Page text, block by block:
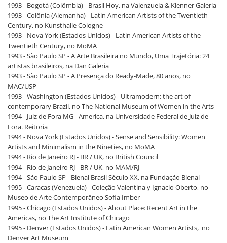
1993 - Bogotá (Colômbia) - Brasil Hoy, na Valenzuela & Klenner Galeria
1993 - Colônia (Alemanha) - Latin American Artists of the Twentieth
Century, no Kunsthalle Cologne
1993 - Nova York (Estados Unidos) - Latin American Artists of the
Twentieth Century, no MoMA
1993 - São Paulo SP - A Arte Brasileira no Mundo, Uma Trajetória: 24
artistas brasileiros, na Dan Galeria
1993 - São Paulo SP - A Presença do Ready-Made, 80 anos, no
MAC/USP
1993 - Washington (Estados Unidos) - Ultramodern: the art of
contemporary Brazil, no The National Museum of Women in the Arts
1994 - Juiz de Fora MG - America, na Universidade Federal de Juiz de
Fora. Reitoria
1994 - Nova York (Estados Unidos) - Sense and Sensibility: Women
Artists and Minimalism in the Nineties, no MoMA
1994 - Rio de Janeiro RJ - BR / UK, no British Council
1994 - Rio de Janeiro RJ - BR / UK, no MAM/RJ
1994 - São Paulo SP - Bienal Brasil Século XX, na Fundação Bienal
1995 - Caracas (Venezuela) - Coleção Valentina y Ignacio Oberto, no
Museo de Arte Contemporâneo Sofia Imber
1995 - Chicago (Estados Unidos) - About Place: Recent Art in the
Americas, no The Art Institute of Chicago
1995 - Denver (Estados Unidos) - Latin American Women Artists, no
Denver Art Museum